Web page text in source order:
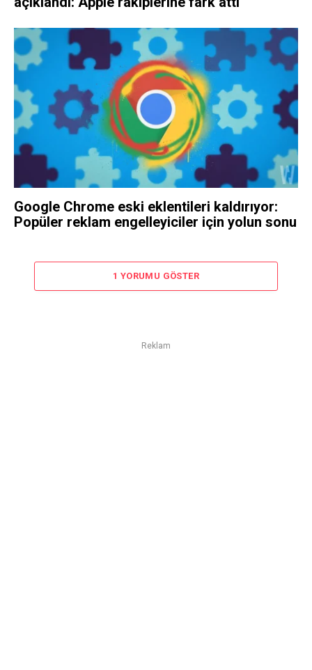
Google Chrome eski eklentileri kaldırıyor:
Popüler reklam engelleyiciler için yolun sonu
1 YORUMU GÖSTER
Reklam